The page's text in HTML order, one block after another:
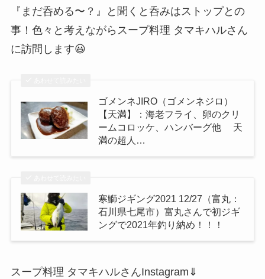
『まだ呑める〜？』と聞くと呑みはストップとの
事！色々と考えながらスープ料理 タマキハルさん
に訪問します😃
ゴメンネJIRO（ゴメンネジロ）
【天満】：海老フライ、卵のクリ
ームコロッケ、ハンバーグ他 天
満の超人…
寒鰤ジギング2021 12/27（富丸：
石川県七尾市）富丸さんで初ジギ
ングで2021年釣り納め！！！
スープ料理 タマキハルさんInstagram⇓